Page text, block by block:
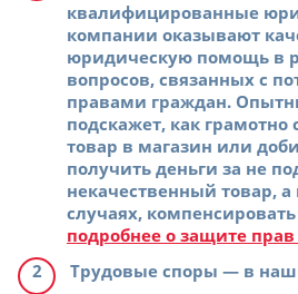
квалифицированные
компании оказывают
юридическую помощь в
вопросов, связанных с
правами граждан.
подскажет, как грамотно
товар в магазин или
получить деньги за не
некачественный товар,
случаях,
подробнее о защите
Трудовые споры — в